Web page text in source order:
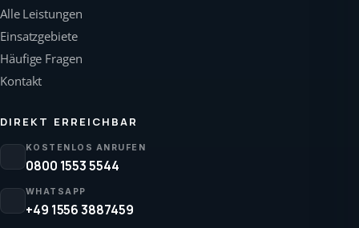
Alle Leistungen
Einsatzgebiete
Häufige Fragen
Kontakt
DIREKT ERREICHBAR
KOSTENLOS ANRUFEN
0800 1553 5544
WHATSAPP
+49 1556 3887459